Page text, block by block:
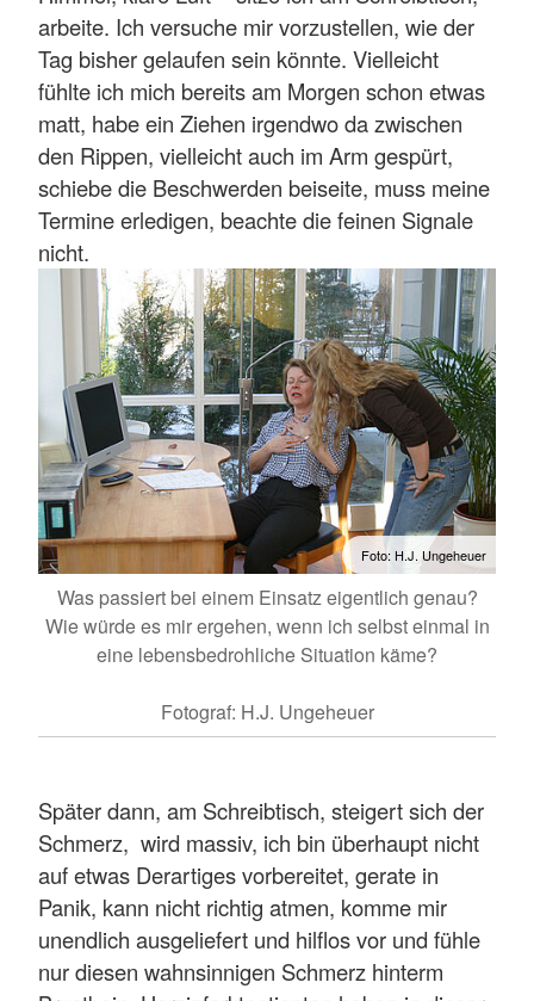
arbeite. Ich versuche mir vorzustellen, wie der
Tag bisher gelaufen sein könnte. Vielleicht
fühlte ich mich bereits am Morgen schon etwas
matt, habe ein Ziehen irgendwo da zwischen
den Rippen, vielleicht auch im Arm gespürt,
schiebe die Beschwerden beiseite, muss meine
Termine erledigen, beachte die feinen Signale
nicht.
Foto: H.J. Ungeheuer
Was passiert bei einem Einsatz eigentlich genau?
Wie würde es mir ergehen, wenn ich selbst einmal in
eine lebensbedrohliche Situation käme?
Fotograf: H.J. Ungeheuer
Später dann, am Schreibtisch, steigert sich der
Schmerz, wird massiv, ich bin überhaupt nicht
auf etwas Derartiges vorbereitet, gerate in
Panik, kann nicht richtig atmen, komme mir
unendlich ausgeliefert und hilflos vor und fühle
nur diesen wahnsinnigen Schmerz hinterm